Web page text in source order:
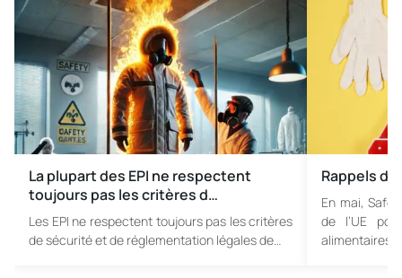
La plupart des EPI ne respectent
toujours pas les critères d…
Les EPI ne respectent toujours pas les critères
de sécurité et de réglementation légales de…
Rappels
En mai,
de l’UE
alimentaires,…